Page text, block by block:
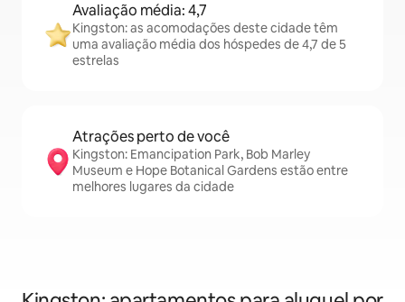
Avaliação média: 4,7
Kingston: as acomodações deste cidade têm
uma avaliação média dos hóspedes de 4,7 de 5
estrelas
Atrações perto de você
Kingston: Emancipation Park, Bob Marley
Museum e Hope Botanical Gardens estão entre
melhores lugares da cidade